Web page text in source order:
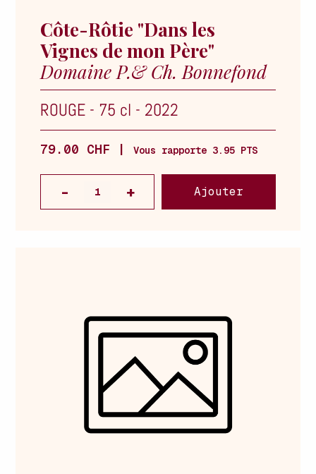
Côte-Rôtie "Dans les
Vignes de mon Père"
Domaine P.& Ch. Bonnefond
ROUGE - 75 cl - 2022
79.00 CHF | Vous rapporte 3.95 PTS
Ajouter